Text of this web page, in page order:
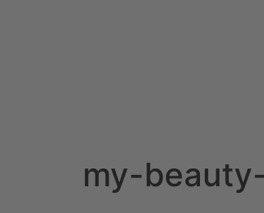
my-